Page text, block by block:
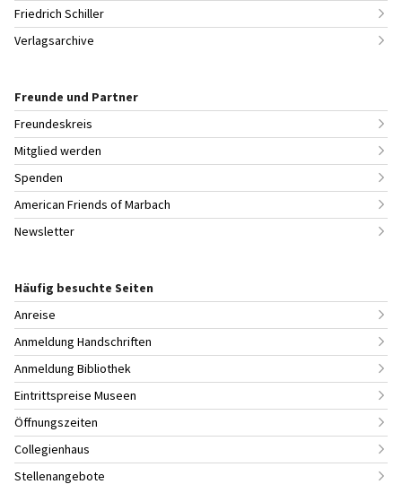
Friedrich Schiller
Verlagsarchive
Freunde und Partner
Freundeskreis
Mitglied werden
Spenden
American Friends of Marbach
Newsletter
Häufig besuchte Seiten
Anreise
Anmeldung Handschriften
Anmeldung Bibliothek
Eintrittspreise Museen
Öffnungszeiten
Collegienhaus
Stellenangebote